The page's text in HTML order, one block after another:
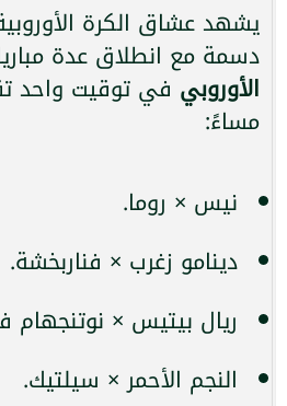
يشهد عشاق الكرة
دسمة مع انطلاق عدة
الأوروبي في توقيت واحد
مساءً:
نيس × روما.
دينامو زغرب × فناربخشة.
ريال بيتيس ×
النجم الأحمر × سيلتيك.